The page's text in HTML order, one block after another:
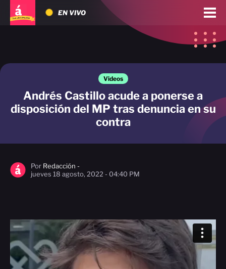
EN VIVO
Videos
Andrés Castillo acude a ponerse a
disposición del MP tras denuncia en su
contra
Por Redacción -
jueves 18 agosto, 2022 - 04:40 PM